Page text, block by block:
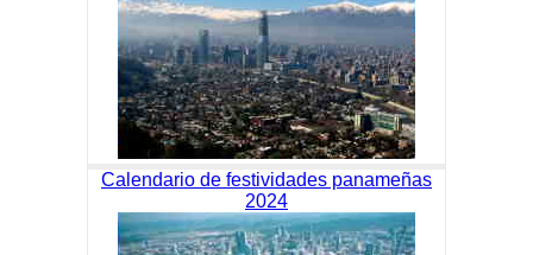
Calendario de festividades panameñas
2024